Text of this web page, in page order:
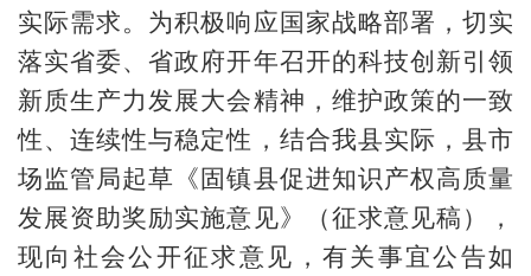
实际需求。为积极响应国家战略部署，切实
落实省委、省政府开年召开的科技创新引领
新质生产力发展大会精神，维护政策的一致
性、连续性与稳定性，结合我县实际，县市
场监管局起草《固镇县促进知识产权高质量
发展资助奖励实施意见》（征求意见稿），
现向社会公开征求意见，有关事宜公告如